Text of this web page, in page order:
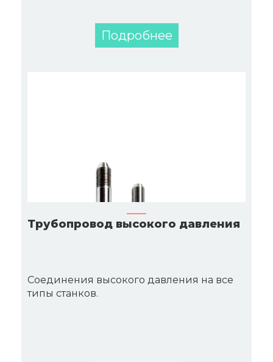
Подробнее
Трубопровод высокого давления
Соединения высокого давления на все
типы станков.